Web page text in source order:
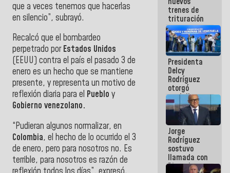
que a veces tenemos que hacerlas
en silencio”, subrayó.
Recalcó que el bombardeo
perpetrado porEstados Unidos
(EEUU) contra el país el pasado 3 de
enero es un hecho que se mantiene
presente, y representa un motivo de
reflexión diaria para el Pueblo y
Gobierno venezolano.
“Pudieran algunos normalizar, en
Colombia, el hecho de lo ocurrido el 3
de enero, pero para nosotros no. Es
terrible, para nosotros es razón de
trenes de
trituración
para
optimizar
manejo de
escombros
en La Guaira
Presidenta
Delcy
Rodríguez
otorgó
medalla
"Héroe de
Venezuela"
a servidores
públicos
Jorge
Rodríguez
sostuvo
llamada con
Dinorah